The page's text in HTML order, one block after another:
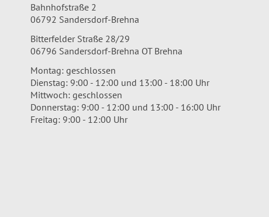
Bahnhofstraße 2
06792 Sandersdorf-Brehna
Bitterfelder Straße 28/29
06796 Sandersdorf-Brehna OT Brehna
Montag: geschlossen
Dienstag: 9:00 - 12:00 und 13:00 - 18:00 Uhr
Mittwoch: geschlossen
Donnerstag: 9:00 - 12:00 und 13:00 - 16:00 Uhr
Freitag: 9:00 - 12:00 Uhr